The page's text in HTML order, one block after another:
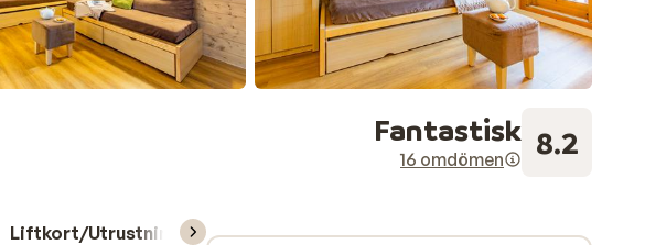
Fantastisk
16 omdömen 8.2
Liftkort/Utrustning/Skidskola